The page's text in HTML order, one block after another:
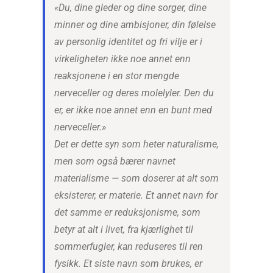
«Du, dine gleder og dine sorger, dine
minner og dine ambisjoner, din følelse
av personlig identitet og fri vilje er i
virkeligheten ikke noe annet enn
reaksjonene i en stor mengde
nerveceller og deres molelyler. Den du
er, er ikke noe annet enn en bunt med
nerveceller.»
Det er dette syn som heter naturalisme,
men som også bærer navnet
materialisme — som doserer at alt som
eksisterer, er materie. Et annet navn for
det samme er reduksjonisme, som
betyr at alt i livet, fra kjærlighet til
sommerfugler, kan reduseres til ren
fysikk. Et siste navn som brukes, er